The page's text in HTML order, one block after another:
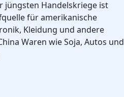
jüngsten Handelskriege ist
für amerikanische
Kleidung und andere
Waren wie Soja, Autos und